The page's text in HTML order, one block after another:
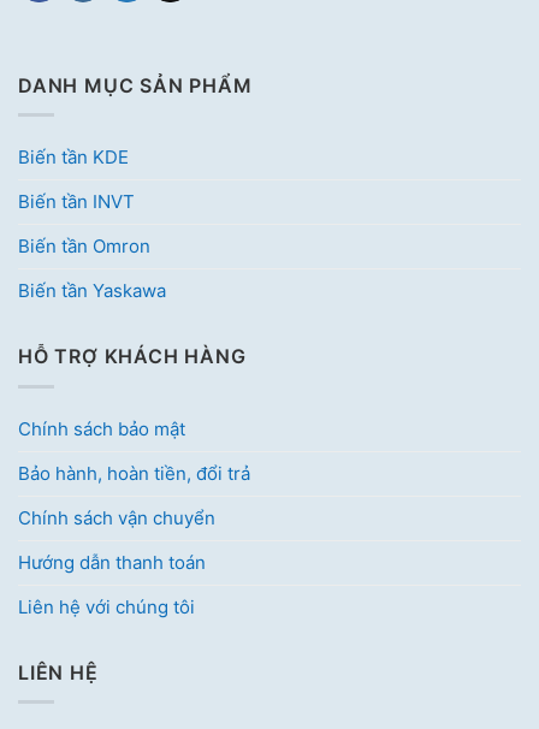
DANH MỤC SẢN PHẨM
Biến tần KDE
Biến tần INVT
Biến tần Omron
Biến tần Yaskawa
HỖ TRỢ KHÁCH HÀNG
Chính sách bảo mật
Bảo hành, hoàn tiền, đổi trả
Chính sách vận chuyển
Hướng dẫn thanh toán
Liên hệ với chúng tôi
LIÊN HỆ